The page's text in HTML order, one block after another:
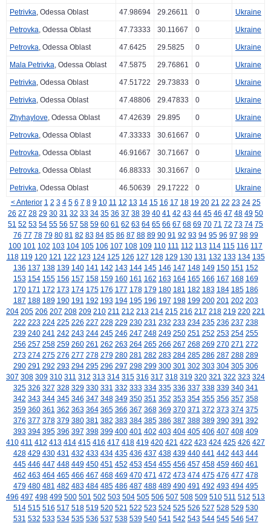
Petrivka, Odessa Oblast 47.98694 29.26611 0 Ukraine
Petrovka, Odessa Oblast 47.73333 30.11667 0 Ukraine
Petrovka, Odessa Oblast 47.6425 29.5825 0 Ukraine
Mala Petrivka, Odessa Oblast 47.5875 29.76861 0 Ukraine
Petrivka, Odessa Oblast 47.51722 29.73833 0 Ukraine
Petrivka, Odessa Oblast 47.48806 29.47833 0 Ukraine
Zhyhaylove, Odessa Oblast 47.42639 29.895 0 Ukraine
Petrovka, Odessa Oblast 47.33333 30.61667 0 Ukraine
Petrovka, Odessa Oblast 46.91667 30.71667 0 Ukraine
Petrovka, Odessa Oblast 46.88333 30.31667 0 Ukraine
Petrivka, Odessa Oblast 46.50639 29.17222 0
Ukraine
< Anterior 1 2 3 4 5 6 7 8 9 10 11 12 13 14 15 16 17 18 19 20 21 22 23 24 25
26 27 28 29 30 31 32 33 34 35 36 37 38 39 40 41 42 43 44 45 46 47 48 49 50
51 52 53 54 55 56 57 58 59 60 61 62 63 64 65 66 67 68 69 70 71 72 73 74 75
76 77 78 79 80 81 82 83 84 85 86 87 88 89 90 91 92 93 94 95 96 97 98 99
100 101 102 103 104 105 106 107 108 109 110 111 112 113 114 115 116 117
118 119 120 121 122 123 124 125 126 127 128 129 130 131 132 133 134 135
136 137 138 139 140 141 142 143 144 145 146 147 148 149 150 151 152
153 154 155 156 157 158 159 160 161 162 163 164 165 166 167 168 169
170 171 172 173 174 175 176 177 178 179 180 181 182 183 184 185 186
187 188 189 190 191 192 193 194 195 196 197 198 199 200 201 202 203
204 205 206 207 208 209 210 211 212 213 214 215 216 217 218 219 220 221
222 223 224 225 226 227 228 229 230 231 232 233 234 235 236 237 238
239 240 241 242 243 244 245 246 247 248 249 250 251 252 253 254 255
256 257 258 259 260 261 262 263 264 265 266 267 268 269 270 271 272
273 274 275 276 277 278 279 280 281 282 283 284 285 286 287 288 289
290 291 292 293 294 295 296 297 298 299 300 301 302 303 304 305 306
307 308 309 310 311 312 313 314 315 316 317 318 319 320 321 322 323 324
325 326 327 328 329 330 331 332 333 334 335 336 337 338 339 340 341
342 343 344 345 346 347 348 349 350 351 352 353 354 355 356 357 358
359 360 361 362 363 364 365 366 367 368 369 370 371 372 373 374 375
376 377 378 379 380 381 382 383 384 385 386 387 388 389 390 391 392
393 394 395 396 397 398 399 400 401 402 403 404 405 406 407 408 409
410 411 412 413 414 415 416 417 418 419 420 421 422 423 424 425 426 427
428 429 430 431 432 433 434 435 436 437 438 439 440 441 442 443 444
445 446 447 448 449 450 451 452 453 454 455 456 457 458 459 460 461
462 463 464 465 466 467 468 469 470 471 472 473 474 475 476 477 478
479 480 481 482 483 484 485 486 487 488 489 490 491 492 493 494 495
496 497 498 499 500 501 502 503 504 505 506 507 508 509 510 511 512 513
514 515 516 517 518 519 520 521 522 523 524 525 526 527 528 529 530
531 532 533 534 535 536 537 538 539 540 541 542 543 544 545 546 547